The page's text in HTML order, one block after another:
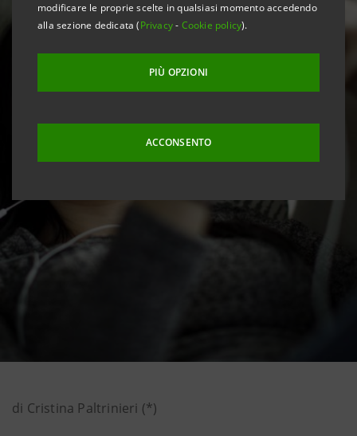
modificare le proprie scelte in qualsiasi momento accedendo
alla sezione dedicata (Privacy- Cookie policy).
PIÙ OPZIONI
ACCONSENTO
di Cristina Paltrinieri (*)